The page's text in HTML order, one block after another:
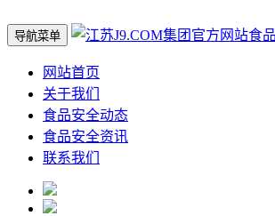
导航菜单
网站首页
关于我们
食品安全动态
食品安全资讯
联系我们